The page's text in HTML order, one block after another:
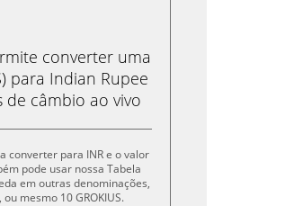
converter uma
para Indian Rupee
de câmbio ao vivo
converter para INR e o valor
pode usar nossa Tabela
em outras denominações,
ou mesmo 10 GROKIUS.